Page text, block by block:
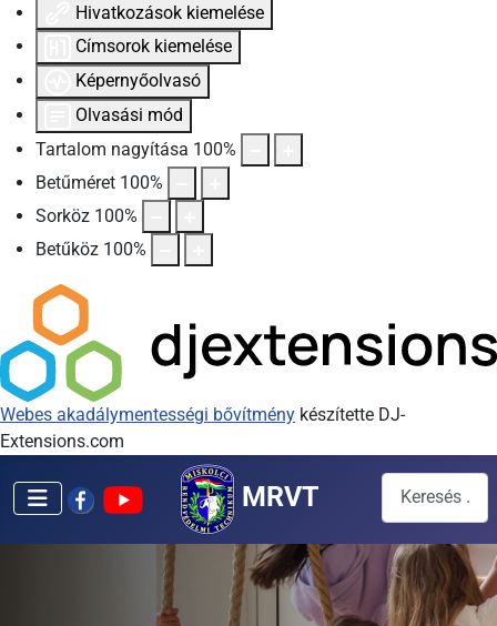
Hivatkozások kiemelése
Címsorok kiemelése
Képernyőolvasó
Olvasási mód
Tartalom nagyítása 100%
Betűméret 100%
Sorköz 100%
Betűköz 100%
Webes akadálymentességi bővítmény készítette DJ-
Extensions.com
MRVT Keresés...